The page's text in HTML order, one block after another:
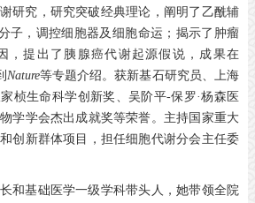
研究，研究突破经典理论，阐明了乙酰辅
子，调控细胞器及细胞命运；揭示了肿瘤
，提出了胰腺癌代谢起源假说，成果在
Nature等专题介绍。获新基石研究员、上海
桢生命科学创新奖、吴阶平-保罗·杨森医
学学会杰出成就奖等荣誉。主持国家重大
创新群体项目，担任细胞代谢分会主任委
和基础医学一级学科带头人，她带领全院